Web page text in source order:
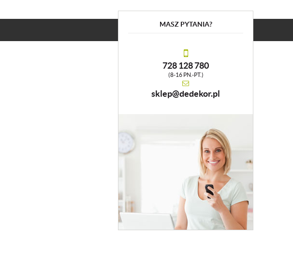
MASZ PYTANIA?
728 128 780
(8-16 PN.-PT.)
sklep@dedekor.pl